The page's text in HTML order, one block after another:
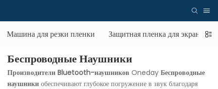
Машина для резки пленки Защитная пленка для экрана
Беспроводные Наушники
Производители Bluetooth-наушников Oneday Беспроводные
наушники обеспечивают глубокое погружение в звук благодаря